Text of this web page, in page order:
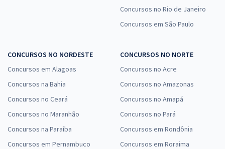
Concursos no Rio de Janeiro
Concursos em São Paulo
CONCURSOS NO NORDESTE
Concursos em Alagoas
Concursos na Bahia
Concursos no Ceará
Concursos no Maranhão
Concursos na Paraíba
Concursos em Pernambuco
CONCURSOS NO NORTE
Concursos no Acre
Concursos no Amazonas
Concursos no Amapá
Concursos no Pará
Concursos em Rondônia
Concursos em Roraima